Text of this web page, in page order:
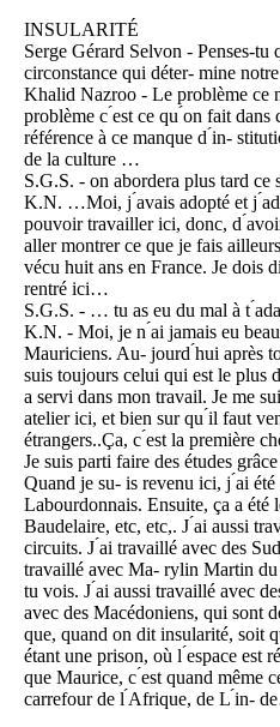
INSULARITÉ
Serge Gérard Selvon - Penses-tu
circonstance qui déter- mine
Khalid Nazroo - Le problème ce
problème c ́est ce qu ́on fait dans
référence à ce manque d ́in-
de la culture …
S.G.S. - on abordera plus tard
K.N. …Moi, j ́avais adopté et j
pouvoir travailler ici, donc, d
aller montrer ce que je fais
vécu huit ans en France. Je dois
rentré ici…
S.G.S. - … tu as eu du mal à t
K.N. - Moi, je n ́ai jamais eu
Mauriciens. Au- jourd ́hui après
suis toujours celui qui est le plus
́a servi dans mon travail. Je me
atelier ici, et bien sur qu ́il faut
étrangers..Ça, c ́est la première
Je suis parti faire des études
Quand je su- is revenu ici, j ́ai
Labourdonnais. Ensuite, ça a été
Baudelaire, etc, etc,. J ́ai aussi
circuits. J ́ai travaillé avec des
travaillé avec Ma- rylin Martin
tu vois. J ́ai aussi travaillé avec
avec des Macédoniens, qui sont
que, quand on dit insularité, soit
étant une prison, où l ́espace
que Maurice, c ́est quand même
carrefour de l ́Afrique, de L ́in-